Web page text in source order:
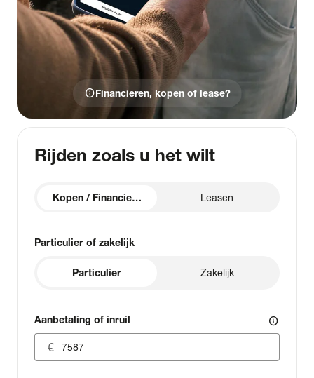
infoFinancieren, kopen of lease?
Rijden zoals u het wilt
Kopen / Financieren Leasen
Particulier of zakelijk
Particulier Zakelijk
Aanbetaling of inruil info